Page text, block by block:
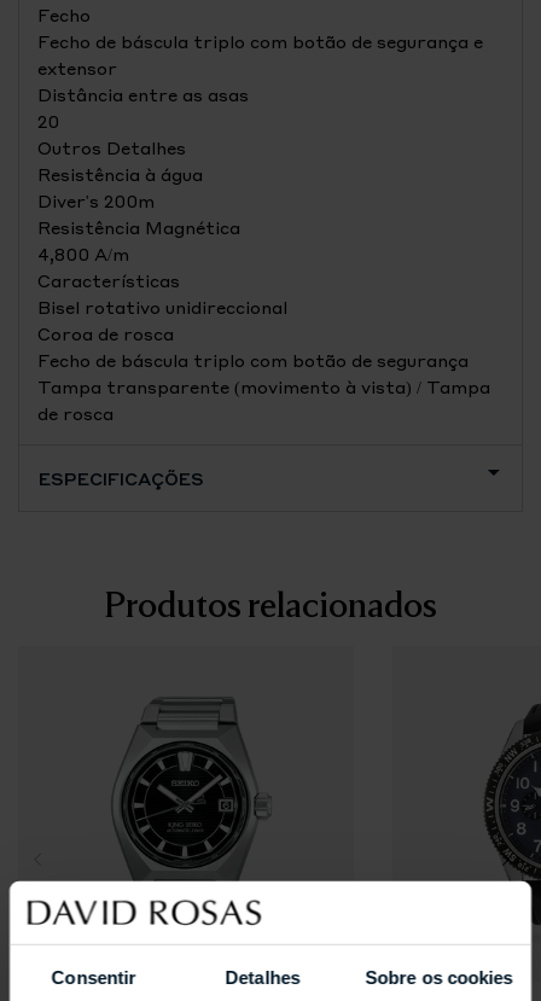
Consentir Detalhes Sobre os cookies
Fecho
Fecho de báscula triplo com botão de segurança e
extensor
Distância entre as asas
20
Outros Detalhes
Resistência à água
Diver's 200m
Resistência Magnética
4,800 A/m
Características
Bisel rotativo unidireccional
Coroa de rosca
Fecho de báscula triplo com botão de segurança
Tampa transparente (movimento à vista) / Tampa
de rosca
ESPECIFICAÇÕES
Produtos relacionados